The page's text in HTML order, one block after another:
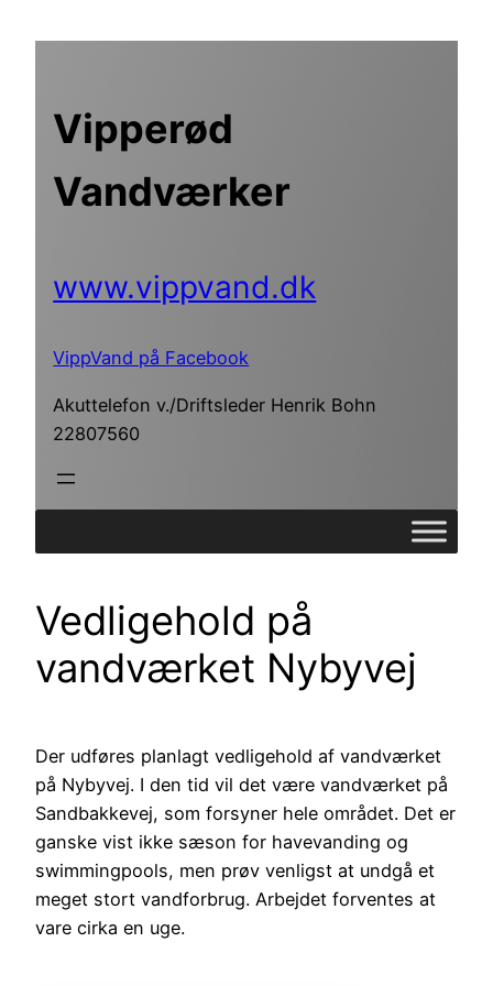
Vipperød
Vandværker
www.vippvand.dk
VippVand på Facebook
Akuttelefon v./Driftsleder Henrik Bohn
22807560
Vedligehold på
vandværket Nybyvej
Der udføres planlagt vedligehold af vandværket
på Nybyvej. I den tid vil det være vandværket på
Sandbakkevej, som forsyner hele området. Det er
ganske vist ikke sæson for havevanding og
swimmingpools, men prøv venligst at undgå et
meget stort vandforbrug. Arbejdet forventes at
vare cirka en uge.